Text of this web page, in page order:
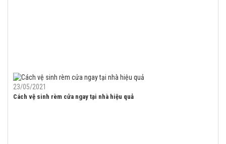
23/05/2021
Cách vệ sinh rèm cửa ngay tại nhà hiệu quả